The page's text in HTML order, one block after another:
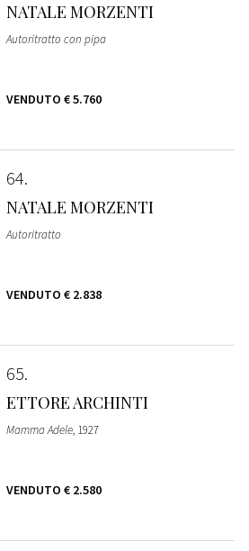
NATALE MORZENTI
Autoritratto con pipa
VENDUTO € 5.760
64
NATALE MORZENTI
Autoritratto
VENDUTO € 2.838
65
ETTORE ARCHINTI
Mamma Adele, 1927
VENDUTO € 2.580